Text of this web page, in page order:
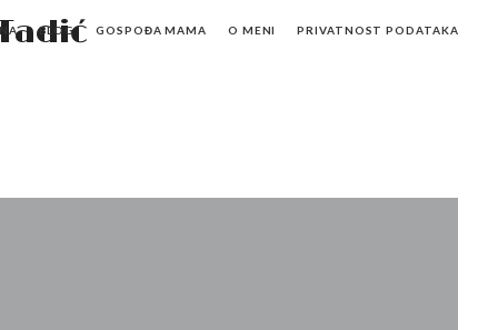
Mr.M
BLOG GOSPOĐA MAMA O MENI PRIVATNOST PODATAKA